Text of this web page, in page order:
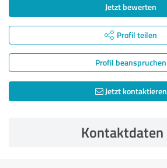
Jetzt bewerten
Profil teilen
Profil beanspruchen
Jetzt kontaktieren
Kontaktdaten